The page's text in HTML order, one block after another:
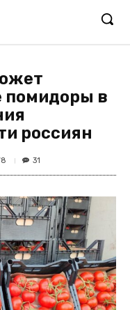
помидоры в
россиян
31